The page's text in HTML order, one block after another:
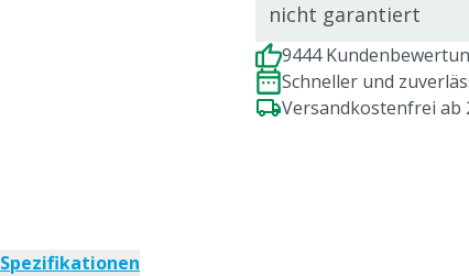
nicht garantiert
9444
Schneller und
Versandkostenfrei ab
Spezifikationen